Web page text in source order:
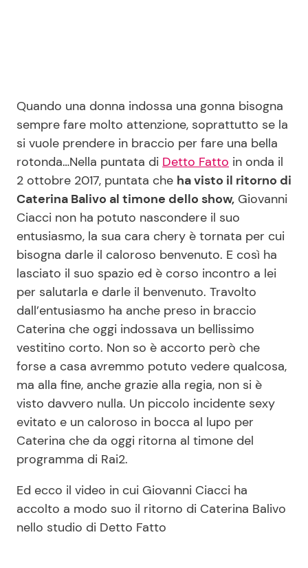
Viaggi e Turismo
Festività
Ricette Feste
Ricette per Bambini
Seguici
Info
Chi siamo
Disclaimer e Privacy
Contattaci
Pubblicità
Quando una donna indossa una gonna bisogna
sempre fare molto attenzione, soprattutto se la
si vuole prendere in braccio per fare una bella
rotonda…Nella puntata di Detto Fatto in onda il
2 ottobre 2017, puntata che ha visto il ritorno di
Caterina Balivo al timone dello show, Giovanni
Ciacci non ha potuto nascondere il suo
entusiasmo, la sua cara chery è tornata per cui
bisogna darle il caloroso benvenuto. E così ha
lasciato il suo spazio ed è corso incontro a lei
per salutarla e darle il benvenuto. Travolto
dall’entusiasmo ha anche preso in braccio
Caterina che oggi indossava un bellissimo
vestitino corto. Non so è accorto però che
forse a casa avremmo potuto vedere qualcosa,
ma alla fine, anche grazie alla regia, non si è
visto davvero nulla. Un piccolo incidente sexy
evitato e un caloroso in bocca al lupo per
Caterina che da oggi ritorna al timone del
programma di Rai2.
Ed ecco il video in cui Giovanni Ciacci ha
accolto a modo suo il ritorno di Caterina Balivo
nello studio di Detto Fatto